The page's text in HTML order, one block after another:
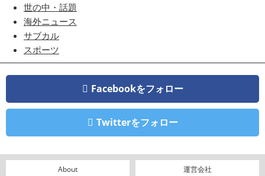
世の中・話題
海外ニュース
サブカル
スポーツ
Facebookをフォロー
Twitterをフォロー
About 運営会社